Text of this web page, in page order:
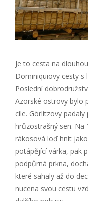
Je to cesta na
Dominiquiovy cesty s
Poslední
Azorské ostrovy bylo
cíle. Görlitzovy
hrůzostrašný sen. Na
rákosová loď hnít
potápějící várka, pak
podpůrná prkna,
které sahaly až do
nucena svou cestu